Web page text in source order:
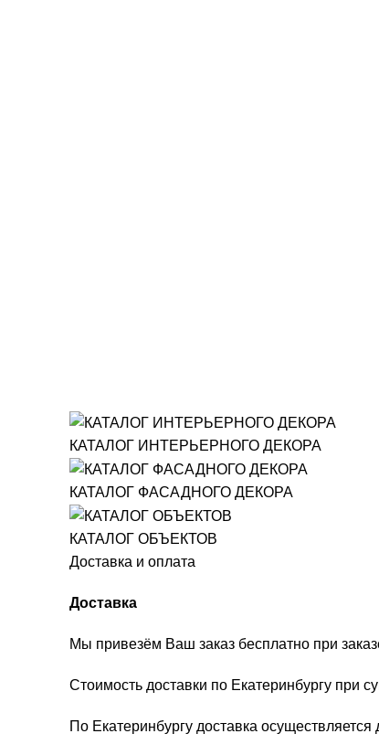
КАТАЛОГ ИНТЕРЬЕРНОГО ДЕКОРА
КАТАЛОГ ФАСАДНОГО ДЕКОРА
КАТАЛОГ ОБЪЕКТОВ
Доставка и оплата
Доставка
Мы привезём Ваш заказ бесплатно при
Стоимость доставки по Екатеринбургу при
По Екатеринбургу доставка осуществляется